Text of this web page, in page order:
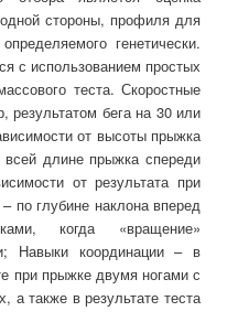
стороны, профиля для
генетически.
с использованием простых
теста. Скоростные
результатом бега на 30 или
от высоты прыжка
длине прыжка спереди
от результата при
по глубине наклона вперед
когда «вращение»
Навыки координации – в
при прыжке двумя ногами с
также в результате теста